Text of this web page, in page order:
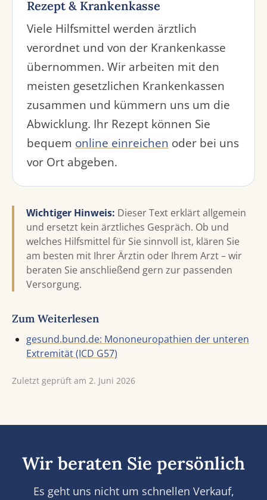
Rezept & Krankenkasse
Viele Hilfsmittel werden ärztlich
verordnet und von der Krankenkasse
übernommen. Wir arbeiten mit den
meisten gesetzlichen Krankenkassen
zusammen und kümmern uns um die
Abwicklung. Ihr Rezept können Sie
bequem online einreichen oder bei uns
vor Ort abgeben.
Wichtiger Hinweis: Dieser Text erklärt allgemein
und ersetzt kein ärztliches Gespräch. Ob und
welches Hilfsmittel für Sie sinnvoll ist, klären Sie
am besten mit Ihrer Ärztin oder Ihrem Arzt – wir
beraten Sie anschließend gern zur passenden
Versorgung.
Zum Weiterlesen
gesund.bund.de: Mononeuropathien der unteren
Extremität (ICD G57)
Zuletzt geprüft am 2. Juni 2026
Wir beraten Sie persönlich
Es geht uns nicht um schnellen Verkauf,